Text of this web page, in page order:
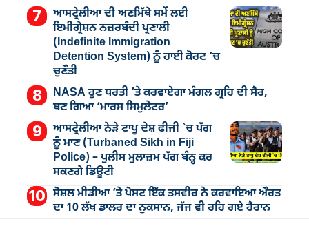
ਆਸਟ੍ਰੇਲੀਆ ਦੀ ਅਣਮਿੱਥੇ ਸਮੇਂ ਲਈ
ਇਮੀਗ੍ਰੇਸ਼ਨ ਨਜ਼ਰਬੰਦੀ ਪ੍ਰਣਾਲੀ
(Indefinite Immigration
Detention System) ਨੂੰ ਹਾਈ ਕੋਰਟ ’ਚ
ਚੁਣੌਤੀ
NASA ਹੁਣ ਧਰਤੀ ’ਤੇ ਕਰਵਾਏਗਾ ਮੰਗਲ ਗ੍ਰਹਿ ਦੀ ਸੈਰ,
ਬਣ ਗਿਆ ‘ਮਾਰਸ ਸਿਮੁਲੇਟਰ’
ਆਸਟ੍ਰੇਲੀਆ ਨੇੜੇ ਟਾਪੂ ਦੇਸ਼ ਫੀਜੀ `ਚ ਪੱਗ
ਨੂੰ ਮਾਣ (Turbaned Sikh in Fiji
Police) – ਪੁਲੀਸ ਮੁਲਾਜ਼ਮ ਪੱਗ ਬੰਨ੍ਹ ਕਰ
ਸਕਣਗੇ ਡਿਊਟੀ
ਸੋਸ਼ਲ ਮੀਡੀਆ ’ਤੇ ਪੋਸਟ ਇੱਕ ਤਸਵੀਰ ਨੇ ਕਰਵਾਇਆ ਔਰਤ
ਦਾ 10 ਲੱਖ ਡਾਲਰ ਦਾ ਨੁਕਸਾਨ, ਜੱਜ ਵੀ ਰਹਿ ਗਏ ਹੈਰਾਨ